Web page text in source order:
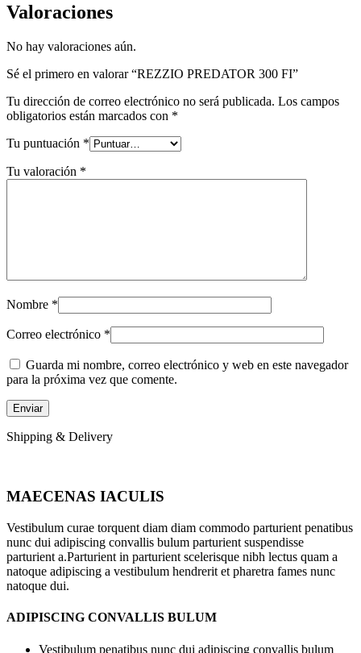
Valoraciones
No hay valoraciones aún.
Sé el primero en valorar “REZZIO PREDATOR 300 FI”
Tu dirección de correo electrónico no será publicada. Los campos
obligatorios están marcados con *
Tu puntuación *
Tu valoración *
Nombre *
Correo electrónico *
Guarda mi nombre, correo electrónico y web en este navegador
para la próxima vez que comente.
Shipping & Delivery
MAECENAS IACULIS
Vestibulum curae torquent diam diam commodo parturient penatibus
nunc dui adipiscing convallis bulum parturient suspendisse
parturient a.Parturient in parturient scelerisque nibh lectus quam a
natoque adipiscing a vestibulum hendrerit et pharetra fames nunc
natoque dui.
ADIPISCING CONVALLIS BULUM
Vestibulum penatibus nunc dui adipiscing convallis bulum